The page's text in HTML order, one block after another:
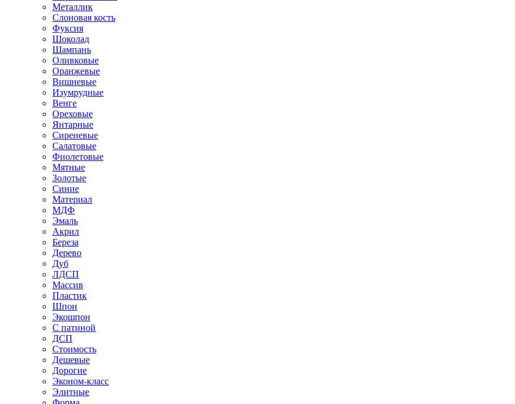
Металлик
Слоновая кость
Фуксия
Шоколад
Шампань
Оливковые
Оранжевые
Вишневые
Изумрудные
Венге
Ореховые
Янтарные
Сиреневые
Салатовые
Фиолетовые
Мятные
Золотые
Синие
Материал
МДФ
Эмаль
Акрил
Береза
Дерево
Дуб
ЛДСП
Массив
Пластик
Шпон
Экошпон
С патиной
ДСП
Стоимость
Дешевые
Дорогие
Эконом-класс
Элитные